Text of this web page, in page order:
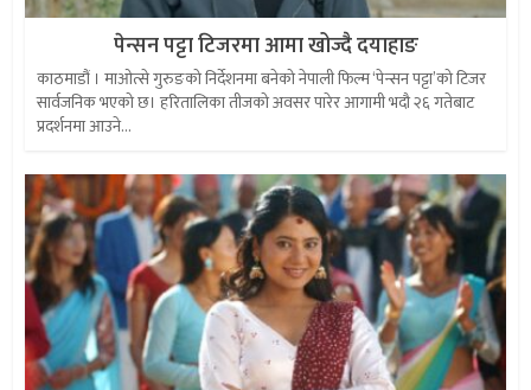
पेन्सन पट्टा टिजरमा आमा खोज्दै दयाहाङ
काठमाडौं । माओत्से गुरुङको निर्देशनमा बनेको नेपाली फिल्म ‘पेन्सन पट्टा’को टिजर
सार्वजनिक भएको छ। हरितालिका तीजको अवसर पारेर आगामी भदौ २६ गतेबाट
प्रदर्शनमा आउने...